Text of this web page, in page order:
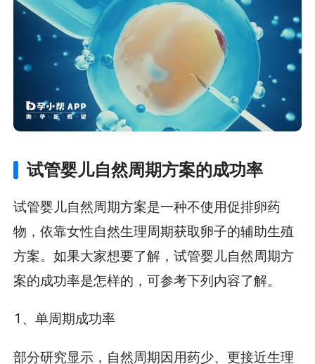
试管婴儿自然周期方案的成功率
试管婴儿自然周期方案是一种不使用促排卵药
物，依靠女性自然生理周期获取卵子的辅助生殖
方案。如果大家想要了解，试管婴儿自然周期方
案的成功率是怎样的，可参考下列内容了解。
1、单周期成功率
部分研究显示，自然周期因用药少、更接近生理